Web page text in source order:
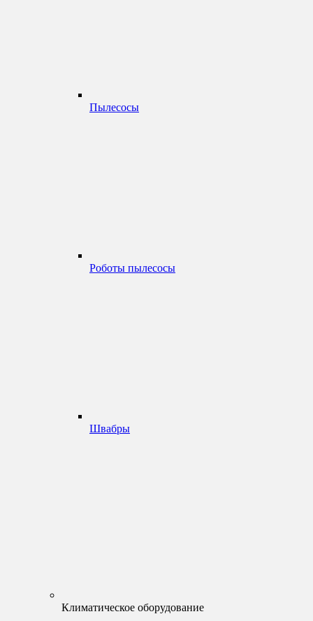
Пылесосы
Роботы пылесосы
Швабры
Климатическое оборудование